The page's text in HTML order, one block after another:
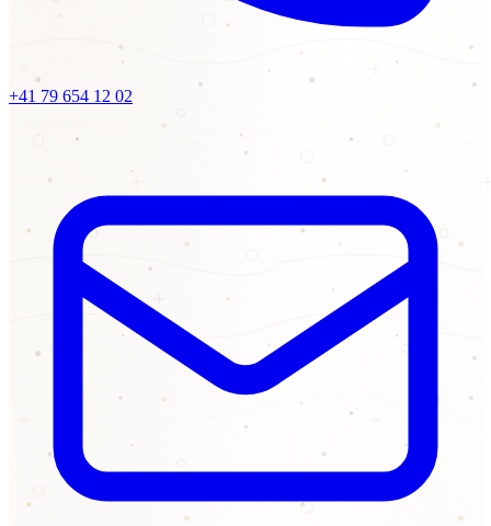
+41 79 654 12 02